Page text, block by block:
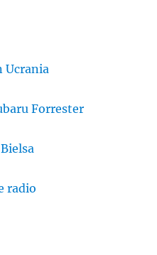
Ucrania
Forrester
radio